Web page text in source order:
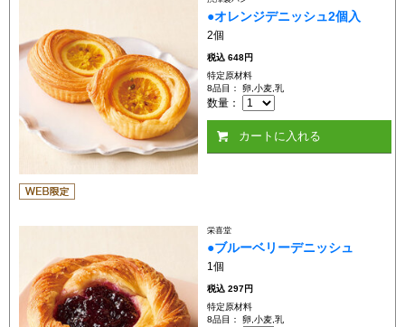
●オレンジデニッシュ2個入
2個
税込648円
特定原材料
8品目： 卵,小麦,乳
数量：
カートに入れる
栄喜堂
●ブルーベリーデニッシュ
1個
税込297円
特定原材料
8品目： 卵,小麦,乳